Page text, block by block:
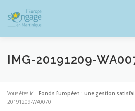
contenu
PROGRAMMES J’AI UN PROJET
IMG-20191209-
Vous êtes ici : Fonds Européen : une gestion
20191209-WA0070